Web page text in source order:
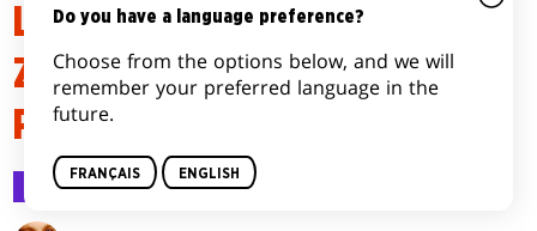
LA BATAILLE DES
ZENDICARTES, PREMIÈRE
PARTIE
Créer Magic 21 sept. 2015
Do you have a language preference?
Choose from the options below, and we will
remember your preferred language in the
future.
FRANÇAIS ENGLISH